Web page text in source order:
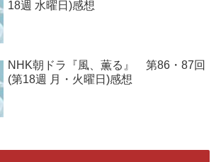
18週 水曜日)感想
NHK朝ドラ『風、薫る』 第86・87回
(第18週 月・火曜日)感想